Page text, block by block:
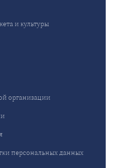
и культуры
организации
персональных данных